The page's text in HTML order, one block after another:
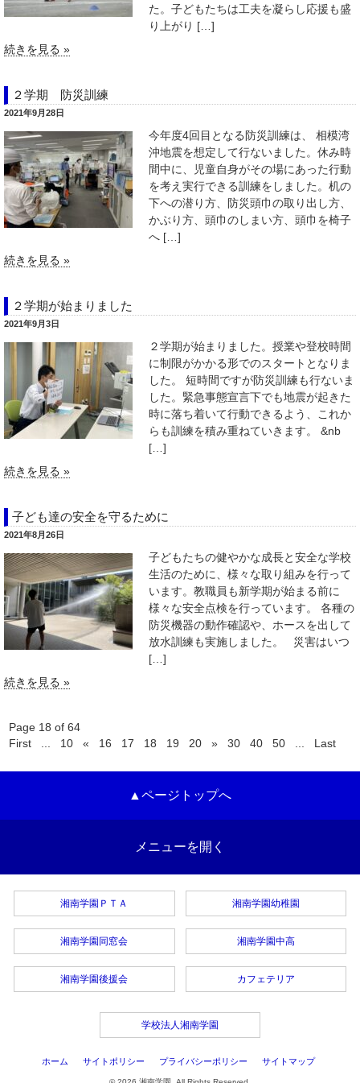
た。子どもたちは工夫を凝らし応援も盛
り上がり […]
続きを見る »
２学期 防災訓練
2021年9月28日
今年度4回目となる防災訓練は、 相模湾
沖地震を想定して行ないました。休み時
間中に、児童自身がその場にあった行動
を考え実行できる訓練をしました。机の
下への潜り方、防災頭巾の取り出し方、
かぶり方、頭巾のしまい方、頭巾を椅子
へ […]
続きを見る »
２学期が始まりました
2021年9月3日
２学期が始まりました。授業や登校時間
に制限がかかる形でのスタートとなりま
した。 短時間ですが防災訓練も行ないま
した。緊急事態宣言下でも地震が起きた
時に落ち着いて行動できるよう、これか
らも訓練を積み重ねていきます。 &nb
[…]
続きを見る »
子ども達の安全を守るために
2021年8月26日
子どもたちの健やかな成長と安全な学校
生活のために、様々な取り組みを行って
います。教職員も新学期が始まる前に
様々な安全点検を行っています。 各種の
防災機器の動作確認や、ホースを出して
放水訓練も実施しました。 災害はいつ
[…]
続きを見る »
Page 18 of 64
First
10 « 16 17 18 19 20 » 30 40 50 Last
▲ページトップへ
メニューを開く
湘南学園ＰＴＡ
湘南学園同窓会
湘南学園後援会
湘南学園幼稚園
湘南学園中高
カフェテリア
学校法人湘南学園
ホーム サイトポリシー プライバシーポリシー サイトマップ